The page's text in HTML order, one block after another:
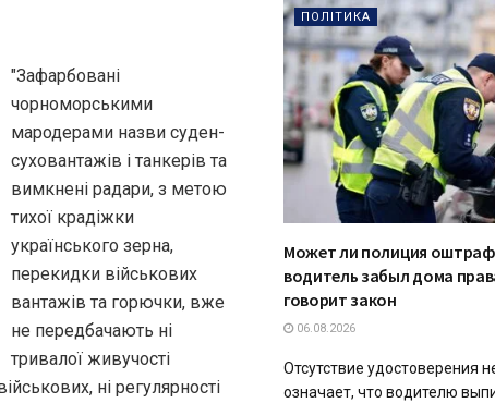
"Зафарбовані
чорноморськими
мародерами назви суден-
суховантажів і танкерів та
вимкнені радари, з метою
тихої крадіжки
українського зерна,
перекидки військових
вантажів та горючки, вже
не передбачають ні
тривалої живучості
ні регулярності
ПОЛІТИКА
Может ли полиция
водитель забыл дома
говорит закон
06.08.2026
Отсутствие удостоверения
означает, что водителю